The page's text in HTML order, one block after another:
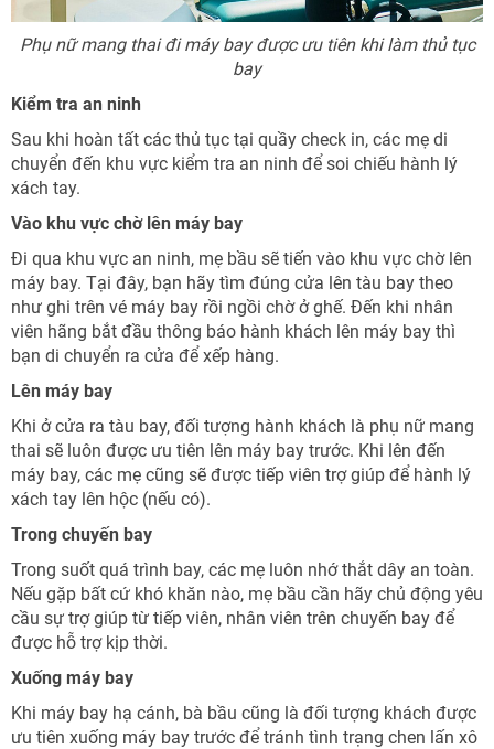
Phụ nữ mang thai đi máy bay được ưu tiên khi làm thủ tục
bay
Kiểm tra an ninh
Sau khi hoàn tất các thủ tục tại quầy check in, các mẹ di
chuyển đến khu vực kiểm tra an ninh để soi chiếu hành lý
xách tay.
Vào khu vực chờ lên máy bay
Đi qua khu vực an ninh, mẹ bầu sẽ tiến vào khu vực chờ lên
máy bay. Tại đây, bạn hãy tìm đúng cửa lên tàu bay theo
như ghi trên vé máy bay rồi ngồi chờ ở ghế. Đến khi nhân
viên hãng bắt đầu thông báo hành khách lên máy bay thì
bạn di chuyển ra cửa để xếp hàng.
Lên máy bay
Khi ở cửa ra tàu bay, đối tượng hành khách là phụ nữ mang
thai sẽ luôn được ưu tiên lên máy bay trước. Khi lên đến
máy bay, các mẹ cũng sẽ được tiếp viên trợ giúp để hành lý
xách tay lên hộc (nếu có).
Trong chuyến bay
Trong suốt quá trình bay, các mẹ luôn nhớ thắt dây an toàn.
Nếu gặp bất cứ khó khăn nào, mẹ bầu cần hãy chủ động yêu
cầu sự trợ giúp từ tiếp viên, nhân viên trên chuyến bay để
được hỗ trợ kịp thời.
Xuống máy bay
Khi máy bay hạ cánh, bà bầu cũng là đối tượng khách được
ưu tiên xuống máy bay trước để tránh tình trạng chen lấn xô